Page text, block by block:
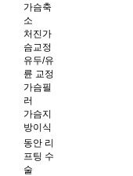
가슴축
소
처진가
슴교정
유두/유
륜 교정
가슴필
러
가슴지
방이식
동안 리
프팅 수
술